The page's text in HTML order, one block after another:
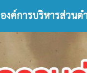
องค์การบริหารส่วน